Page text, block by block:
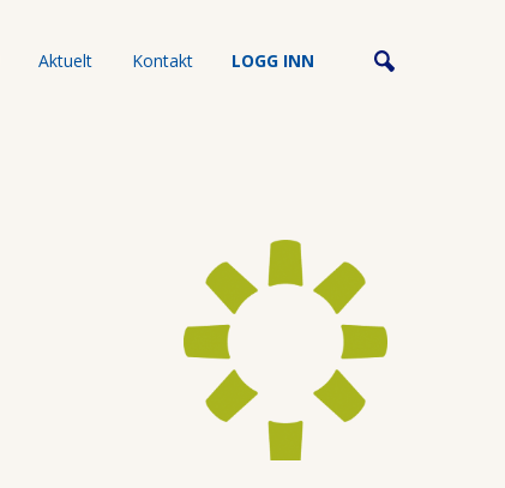
Aktuelt Kontakt LOGG INN